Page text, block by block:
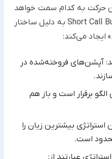
حرکت به کدام سمت خواهد
بود. در چنین شرایطی، Short Call Butterfly به دلیل ساختار
ایجاد می‌کند:
آپشن‌های فروخته‌شده در
برقرار است و باز هم
بیشترین زیان را
محدود است.